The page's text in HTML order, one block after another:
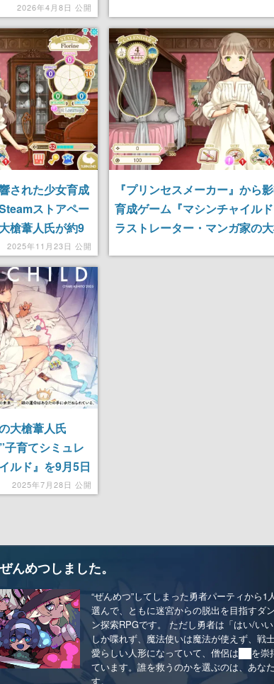
2026年4月8日 公開
された少女育成
ストアペー
槍葦人氏が約9
2025年11月23日 公開
『プリンセスメーカー』から
育成ゲーム『マシンチャイル
ラストレーター・マンガ家の
年かけ趣味で開発。街の人と
大槍葦人氏
子育てシミュレ
ルド』を9月5日
やスキルの習得
2025年7月28日 公開
んめつしました。
“ぜんめつ”してしまった勇者パーティから1
選んで、ともに迷宮からの脱出を目指すダ
ン探索RPGです。 ただし勇者は「はい/いい
しか喋れず、魔法使いは魔法が使えず、戦
愛らしい人形になっていて、僧侶は██を崇
ています。誰を救うのかを選ぶのは、あな
す。